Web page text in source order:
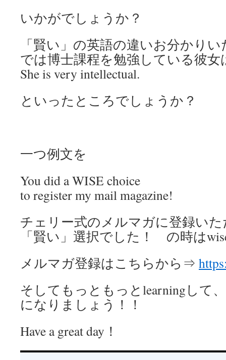
いかがでしょうか？
「賢い」の英語の違いお分かり
では博士課程を勉強している彼女
She is very intellectual.
といったところでしょうか？
一つ例文を
You did a WISE choice
to register my mail magazine!
チェリー式のメルマガに登録い
「賢い」選択でした！ の時は
メルマガ登録はこちらから⇒
そしてもっともっとlearningして
になりましょう！！
Have a great day！